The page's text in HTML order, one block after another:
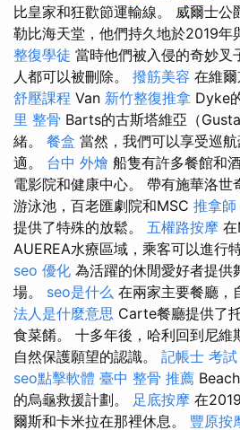
比皇家和狂歡節運輸線。 威爾士公
勒比海天堂，他們持久地於2019年
整復學徒 當時他們被入侵的奇妙叉
人都可以被刪除。 撥筋美容 在維
舒壓課程 Van 新竹整復推拿 Dyke
里 整骨 Barts的古斯塔維亞（
緒。 餐盒 當然，我們可以享受巡
適。 台中 外燴 船隻有許多餐館和
電影院和健康中心。 帶有施華洛世
游泳池，百老匯劇院和MSC 推拿師
提供了特殊的放鬆。 五權路按摩
AUEREA水療區域，乘客可以進行
seo 優化 為活躍的休閒愛好者提供
場。 seo是什么 在兩家主要餐廳，
法人是什麼意思 Carte餐廳提供了
食菜餚。 十多年後，哈利回到尼維
自然保護願望的認識。 記帳士 考
seo點擊軟體 臺中 整骨 推薦
的烏龜救援計劃。 足底按摩 在
爾斯和卡米拉在那裡休息。 豐原按